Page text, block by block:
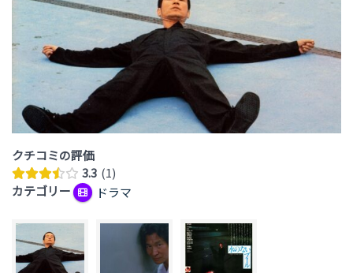
クチコミの評価
3.3 1
カテゴリー
ドラマ